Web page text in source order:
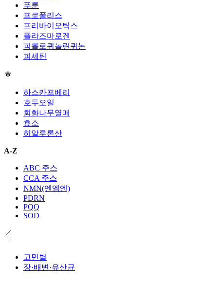
푸룬
프로폴리스
프리바이오틱스
플라즈마로겐
피롤로퀴놀린퀴논
피세틴
ㅎ
하스카프베리
호두오일
회화나무열매
효소
히알루론산
A-Z
ABC 주스
CCA 주스
NMN(엔엠엔)
PDRN
PQQ
SOD
고민별
장·배변·유산균